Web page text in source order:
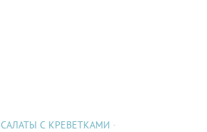
САЛАТЫ С КРЕВЕТКАМИ